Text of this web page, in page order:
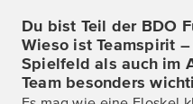
Du bist Teil der BDO
Wieso ist Teamspirit
Spielfeld als auch im
Team besonders